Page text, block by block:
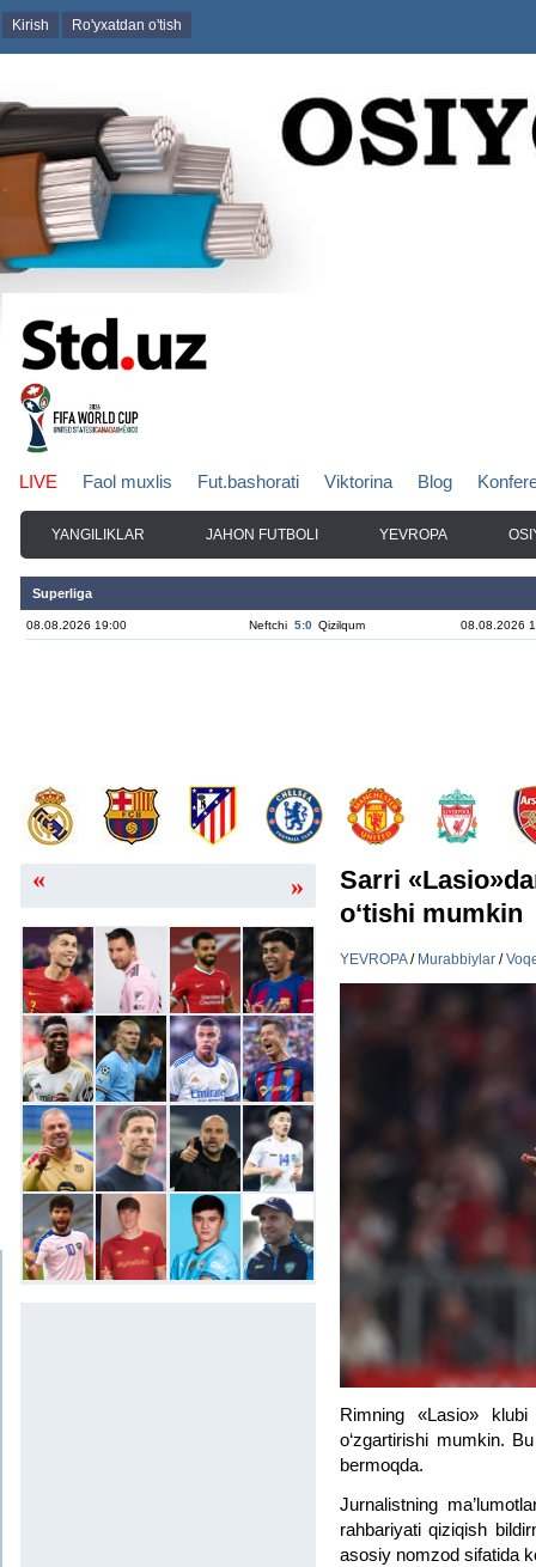
Kirish Ro'yxatdan o'tish
LIVE Faol muxlis Fut.bashorati Viktorina Blog
YANGILIKLAR JAHON FUTBOLI YEVROPA
Superliga
08.08.2026 19:00 Neftchi 5:0 Qizilqum 08.08.2026
« »
Sarri
o‘tishi mumkin
YEVROPA/ Murabbiylar /
Rimning «Lasio»
o‘zgartirishi mumkin.
bermoqda.
Jurnalistning
rahbariyati qiziqish
asosiy nomzod sifatida